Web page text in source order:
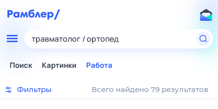
травматолог / ортопед
Поиск Картинки Работа
Фильтры Всего найдено 79 результатов